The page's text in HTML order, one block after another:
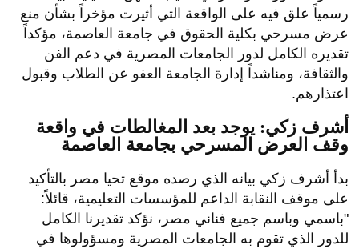
رسمياً علق فيه على الواقعة التي أثيرت مؤخراً بشأن منع
عرض مسرحي بكلية الحقوق في جامعة العاصمة، مؤكداً
تقديره الكامل لدور الجامعات المصرية في دعم الفن
والثقافة، ومناشداً إدارة الجامعة العفو عن الطلاب وقبول
اعتذارهم.
أشرف زكي: يوجد بعد المغالطات في واقعة
وقف العرض المسرحي بجامعة العاصمة
بدأ أشرف زكي بيانه الذي رصده موقع تحيا مصر بالتأكيد
على موقف النقابة الداعم للمؤسسات التعليمية، قائلاً:
"باسمي وباسم جميع فناني مصر، نؤكد تقديرنا الكامل
للدور الذي تقوم به الجامعات المصرية ومسؤولوها في